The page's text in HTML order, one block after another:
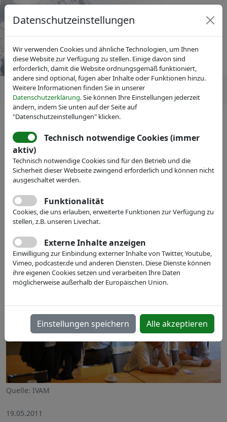
IVAM Fachverband für Mikrotechnik
Pressemitteilungen
Intelligente Lösungen für das
Gebäude der Zukunft: Mit
Mikrotechnik weniger Energie
verbrauchen – Expertentreffen
am 16. Juni
Quelle: IVAM
19.05.2011
Datenschutzeinstellungen
Wir verwenden Cookies und ähnliche Technologien, um Ihnen
diese Website zur Verfügung zu stellen. Einige davon sind
erforderlich, damit die Website ordnungsgemäß funktioniert,
andere sind optional, fügen aber Inhalte oder Funktionen hinzu.
Weitere Informationen finden Sie in unserer
Datenschutzerklärung. Sie können Ihre Einstellungen jederzeit
ändern, indem Sie unten auf der Seite auf
"Datenschutzeinstellungen" klicken.
Technisch notwendige Cookies (immer
aktiv)
Technisch notwendige Cookies sind für den Betrieb und die
Sicherheit dieser Webseite zwingend erforderlich und können nicht
ausgeschaltet werden.
Funktionalität
Cookies, die uns erlauben, erweiterte Funktionen zur Verfügung zu
stellen, z.B. unseren Livechat.
Externe Inhalte anzeigen
Einwilligung zur Einbindung externer Inhalte von Twitter, Youtube,
Vimeo, podcaster.de und anderen Diensten. Diese Dienste können
ihre eigenen Cookies setzen und verarbeiten Ihre Daten
möglicherweise außerhalb der Europäischen Union.
Einstellungen speichern Alle akzeptieren